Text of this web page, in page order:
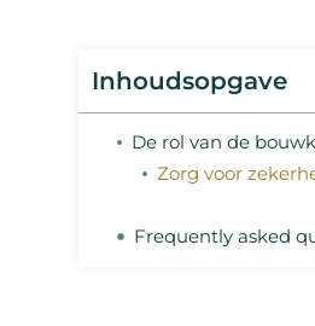
Inhoudsopgave
Frequently asked